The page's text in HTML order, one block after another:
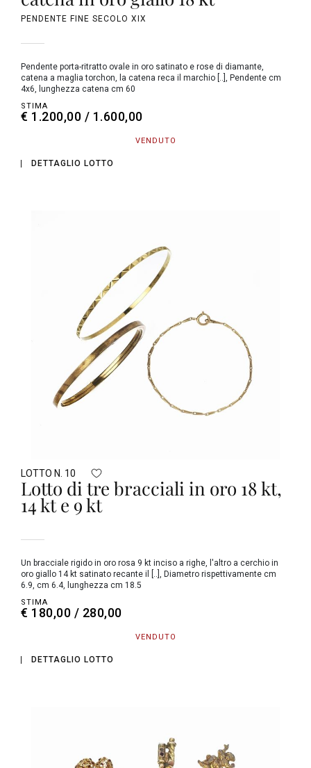
PENDENTE FINE SECOLO XIX
Pendente porta-ritratto ovale in oro satinato e rose di diamante,
catena a maglia torchon, la catena reca il marchio [..], Pendente cm
4x6, lunghezza catena cm 60
STIMA
€ 1.200,00 / 1.600,00
VENDUTO
DETTAGLIO LOTTO
LOTTO N. 10
Lotto di tre bracciali in oro 18 kt,
14 kt e 9 kt
Un bracciale rigido in oro rosa 9 kt inciso a righe, l'altro a cerchio in
oro giallo 14 kt satinato recante il [..], Diametro rispettivamente cm
6.9, cm 6.4, lunghezza cm 18.5
STIMA
€ 180,00 / 280,00
VENDUTO
DETTAGLIO LOTTO